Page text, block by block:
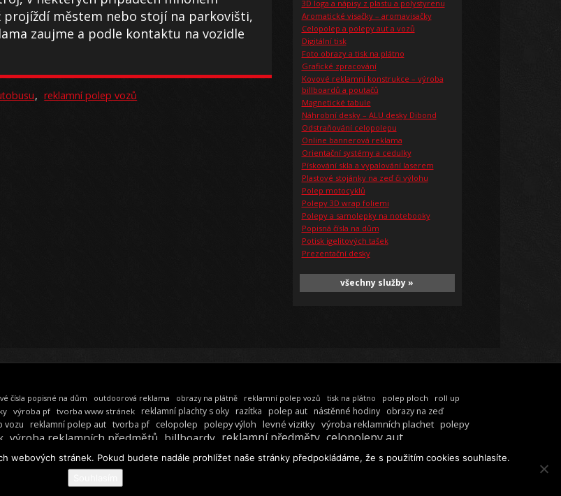
projíždí městem nebo stojí na parkovišti,
zaujme a podle kontaktu na vozidle
, reklamní polep vozů
3D loga a nápisy z plastu a polystyrenu
Aromatické visačky – aromavisačky
Celopolep a polepy aut a vozů
Digitální tisk
Foto obrazy a tisk na plátno
Grafické zpracování
Kovové reklamní konstrukce – výroba
billboardů a poutačů
Magnetické tabule
Náhrobní desky – ALU desky Dibond
Odstraňování celopolepu
Online bannerová reklama
Orientační systémy a cedulky
Pískování skla a vypalování laserem
Plastové stojánky na zeď či výlohu
Polep motocyklů
Polepy 3D wrap foliemi
Polepy a samolepky na notebooky
Popisná čísla na dům
Potisk igelitových tašek
Prezentační desky
všechny služby »
čísla popisné na dům outdoorová reklama obrazy na plátně reklamní polep vozů tisk na plátno polep ploch
roll up
výroba pf tvorba www stránek reklamní plachty s oky razítka polep aut nástěnné hodiny obrazy na zeď
vozu reklamní polep aut tvorba pf celopolep polepy výloh levné vizitky výroba reklamních plachet polepy
výroba reklamních předmětů billboardy reklamní předměty celopolepy aut
GRAFSTUDIO KONTAKTY
webových stránek. Pokud budete nadále prohlížet naše stránky předpokládáme, že s použitím cookies souhlasíte.